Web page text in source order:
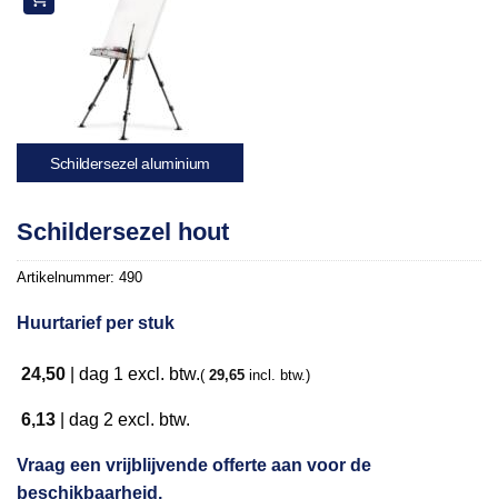
Schildersezel aluminium
Schildersezel hout
Artikelnummer: 490
Huurtarief per stuk
24,50 dag 1 excl. btw.( 29,65 incl. btw.)
6,13 dag 2 excl. btw.
Vraag een vrijblijvende offerte aan voor de
beschikbaarheid.